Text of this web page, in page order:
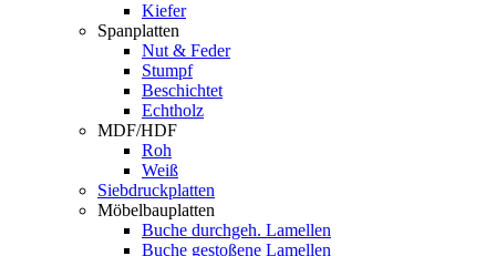
Kiefer
Spanplatten
Nut & Feder
Stumpf
Beschichtet
Echtholz
MDF/HDF
Roh
Weiß
Siebdruckplatten
Möbelbauplatten
Buche durchgeh. Lamellen
Buche gestoßene Lamellen